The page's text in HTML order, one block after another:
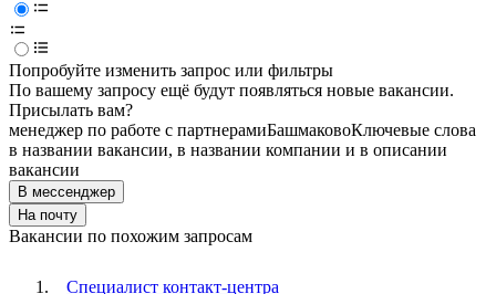
Попробуйте изменить запрос или фильтры
По вашему запросу ещё будут появляться новые вакансии.
Присылать вам?
менеджер по работе с партнерамиБашмаковоКлючевые слова
в названии вакансии, в названии компании и в описании
вакансии
В мессенджер
На почту
Вакансии по похожим запросам
Специалист контакт-центра